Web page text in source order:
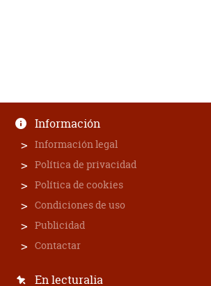
Información
Información legal
Política de privacidad
Política de cookies
Condiciones de uso
Publicidad
Contactar
En lecturalia